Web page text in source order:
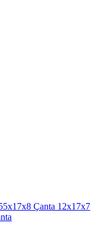
Çanta 12x17x7